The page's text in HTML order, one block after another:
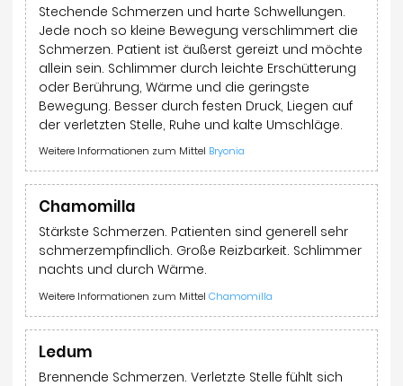
Stechende Schmerzen und harte Schwellungen.
Jede noch so kleine Bewegung verschlimmert die
Schmerzen. Patient ist äußerst gereizt und möchte
allein sein. Schlimmer durch leichte Erschütterung
oder Berührung, Wärme und die geringste
Bewegung. Besser durch festen Druck, Liegen auf
der verletzten Stelle, Ruhe und kalte Umschläge.
Weitere Informationen zum Mittel Bryonia
Chamomilla
Stärkste Schmerzen. Patienten sind generell sehr
schmerzempfindlich. Große Reizbarkeit. Schlimmer
nachts und durch Wärme.
Weitere Informationen zum Mittel Chamomilla
Ledum
Brennende Schmerzen. Verletzte Stelle fühlt sich